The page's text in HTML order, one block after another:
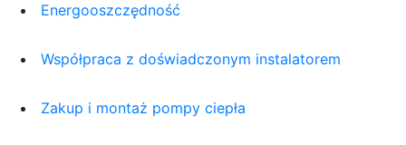
Energooszczędność
Współpraca z doświadczonym instalatorem
Zakup i montaż pompy ciepła